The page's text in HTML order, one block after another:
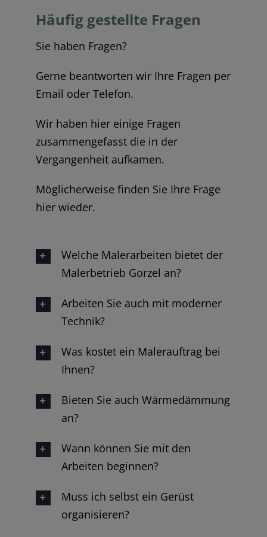
Häufig gestellte Fragen
Sie haben Fragen?
Gerne beantworten wir Ihre Fragen per
Email oder Telefon.
Wir haben hier einige Fragen
zusammengefasst die in der
Vergangenheit aufkamen.
Möglicherweise finden Sie Ihre Frage
hier wieder.
Welche Malerarbeiten bietet der
Malerbetrieb Gorzel an?
Arbeiten Sie auch mit moderner
Technik?
Was kostet ein Malerauftrag bei
Ihnen?
Bieten Sie auch Wärmedämmung
an?
Wann können Sie mit den
Arbeiten beginnen?
Muss ich selbst ein Gerüst
organisieren?